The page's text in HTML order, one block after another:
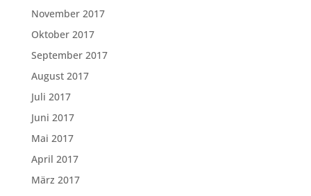
November 2017
Oktober 2017
September 2017
August 2017
Juli 2017
Juni 2017
Mai 2017
April 2017
März 2017